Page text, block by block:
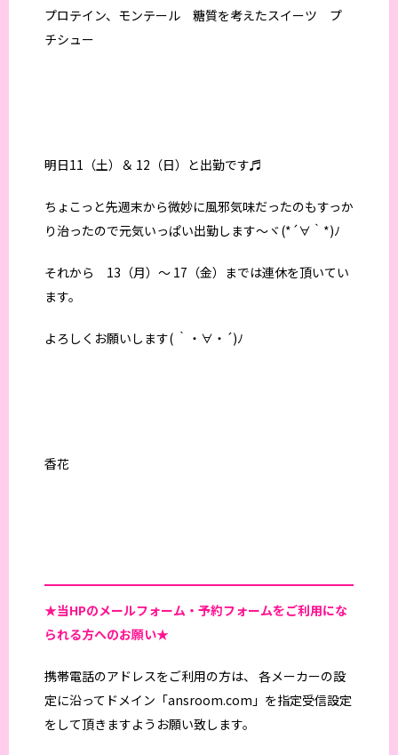
プロテイン、モンテール 糖質を考えたスイーツ プ
チシュー
明日11（土）＆ 12（日）と出勤です♬
ちょこっと先週末から微妙に風邪気味だったのもすっか
り治ったので元気いっぱい出勤します～ヾ(*´∀｀*)ﾉ
それから 13（月）～ 17（金）までは連休を頂いてい
ます。
よろしくお願いします( ｀・∀・´)ﾉ
香花
★当HPのメールフォーム・予約フォームをご利用にな
られる方へのお願い★
携帯電話のアドレスをご利用の方は、 各メーカーの設
定に沿ってドメイン「ansroom.com」を指定受信設定
をして頂きますようお願い致します。